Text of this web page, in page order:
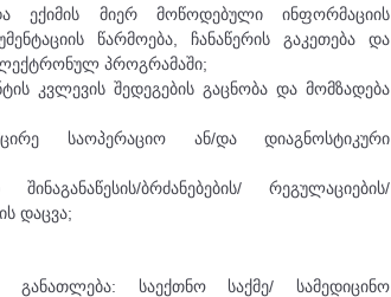
და ექიმის მიერ მოწოდებული ინფორმაციის
წარმოება, ჩანაწერის გაკეთება და
პროგრამაში;
კვლევის შედეგების გაცნობა და მომზადება
საოპერაციო ან/და დიაგნოსტიკური
ბრძანებების/ რეგულაციების/
დაცვა;
საექთნო საქმე/ სამედიცინო